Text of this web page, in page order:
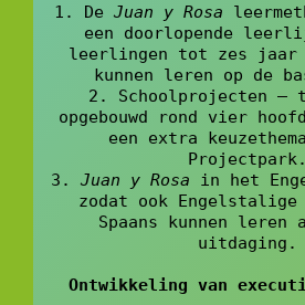
1. De Juan y Rosa
een doorlopende
leerlingen tot zes jaar
kunnen leren op de
2. Schoolprojecten –
opgebouwd rond vier
een extra
Projectpark.
3.
Juan y Rosa in het
zodat ook
Spaans kunnen leren
uitdaging.
Ontwikkeling van